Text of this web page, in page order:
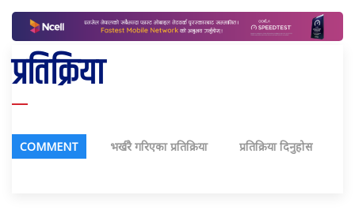
प्रतिक्रिया
COMMENT भर्खरै गरिएका प्रतिक्रिया प्रतिक्रिया दिनुहोस